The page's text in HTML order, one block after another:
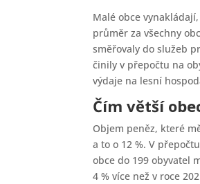
Malé obce
průměr za všechny
směřovaly do služeb
činily v přepočtu na
výdaje na lesní
Čím větší
Objem peněz, které
a to o 12 %. V
obce do 199 obyvatel
4 % více než v roce